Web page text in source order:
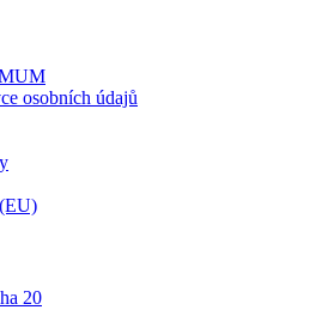
osobních údajů
20